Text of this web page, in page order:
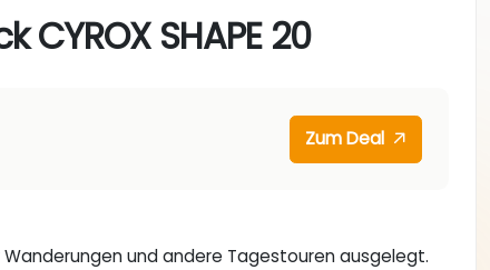
SHAPE 20
Zum Deal
und andere Tagestouren ausgelegt.